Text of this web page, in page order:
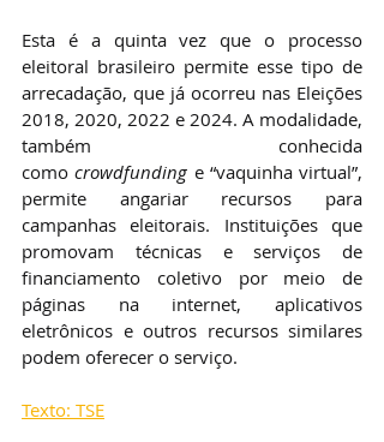
Esta é a quinta vez que o processo
eleitoral brasileiro permite esse tipo de
arrecadação, que já ocorreu nas Eleições
2018, 2020, 2022 e 2024. A modalidade,
também conhecida
como crowdfunding e “vaquinha virtual”,
permite angariar recursos para
campanhas eleitorais. Instituições que
promovam técnicas e serviços de
financiamento coletivo por meio de
páginas na internet, aplicativos
eletrônicos e outros recursos similares
podem oferecer o serviço.
Texto: TSE